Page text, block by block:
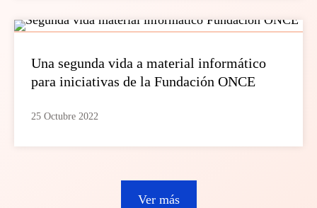
Una segunda vida a material informático
para iniciativas de la Fundación ONCE
25 Octubre 2022
Ver más